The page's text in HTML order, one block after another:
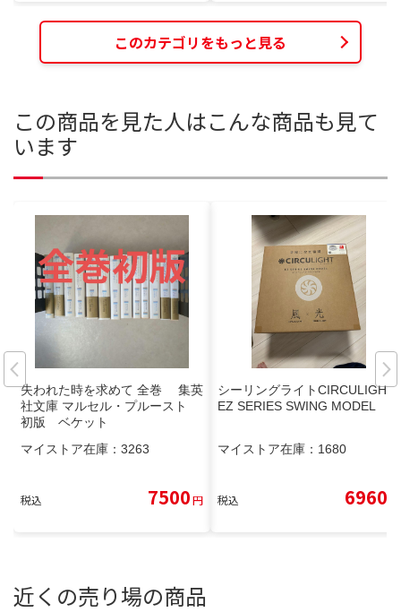
このカテゴリをもっと見る
この商品を見た人はこんな商品も見て
います
失われた時を求めて 全巻 集英
社文庫 マルセル・プルースト
初版 ベケット
マイストア在庫： 3263
税込 7500円
シーリングライトCIRCULIGHT
EZ SERIES SWING MODEL
マイストア在庫： 1680
税込 6960
近くの売り場の商品